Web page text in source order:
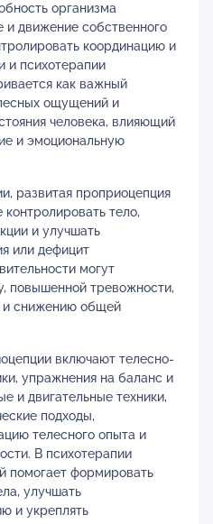
организма
и движение собственного
координацию и
и психотерапии
как важный
ощущений и
человека, влияющий
и эмоциональную
развитая проприоцепция
тело,
и улучшать
или дефицит
могут
повышенной тревожности,
и снижению общей
включают телесно-
упражнения на баланс и
и двигательные техники,
подходы,
телесного опыта и
В психотерапии
помогает формировать
улучшать
и укреплять